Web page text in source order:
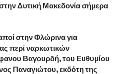
Δυτική Μακεδονία σήμερα
στην Φλώρινα για
περί ναρκωτικών
Βαγουρδή, του Ευθυμίου
Παναγιώτου, εκδότη της